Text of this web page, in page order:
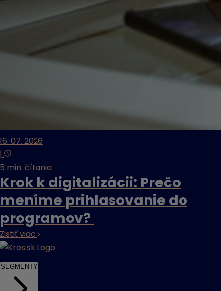
16. 07. 2026
|
5 min. čítania
Krok k digitalizácii: Prečo
meníme prihlasovanie do
programov?
Zistiť viac
SEGMENTY